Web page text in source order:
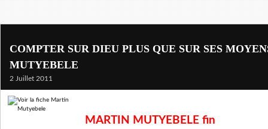
COMPTER SUR DIEU PLUS QUE SUR SES
MUTYEBELE
2 Juillet 2011
MARTIN MUTYEBELE fin